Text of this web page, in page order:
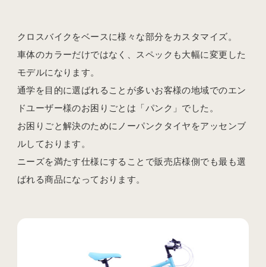
クロスバイクをベースに様々な部分をカスタマイズ。
車体のカラーだけではなく、スペックも大幅に変更した
モデルになります。
通学を目的に選ばれることが多いお客様の地域でのエン
ドユーザー様のお困りごとは「パンク」でした。
お困りごと解決のためにノーパンクタイヤをアッセンブ
ルしております。
ニーズを満たす仕様にすることで販売店様側でも最も選
ばれる商品になっております。